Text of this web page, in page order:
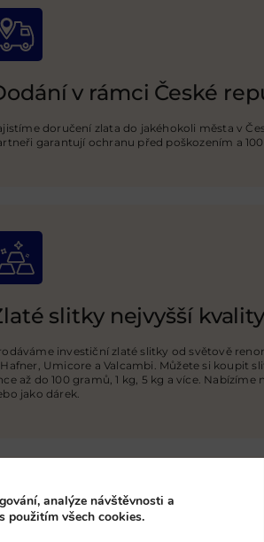
v rámci České
doručení zlata do jakéhokoli města v
garantují ochranu před poškozením a
slitky nejvyšší kvality
investiční zlaté slitky od světově
Umicore a Valcambi. Můžete si koupit
až do 100 gramů, 1 kg, 5 kg a více. Nabízíme
jako dárek.
analýze návštěvnosti a
použitím všech cookies.